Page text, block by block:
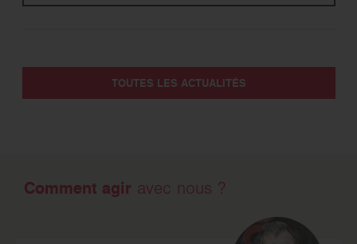
TOUTES LES ACTUALITÉS
Comment agir avec nous ?